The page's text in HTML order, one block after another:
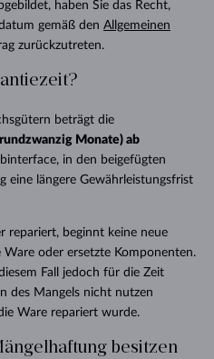
haben Sie das Recht,
gemäß den Allgemeinen
zurückzutreten.
beträgt die
Monate) ab
in den beigefügten
eine längere Gewährleistungsfrist
repariert, beginnt keine neue
oder ersetzte Komponenten.
Fall jedoch für die Zeit
des Mangels nicht nutzen
Ware repariert wurde.
besitzen